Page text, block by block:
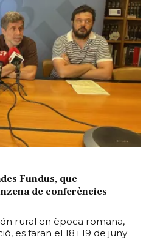
Fundus, que
de conferències
rural en època romana,
es faran el 18 i 19 de juny